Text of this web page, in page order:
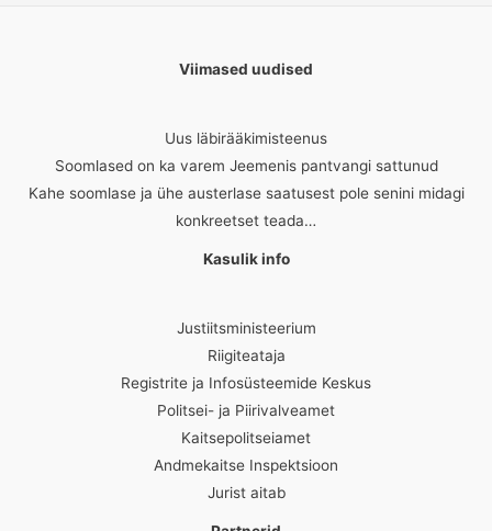
Viimased uudised
Uus läbirääkimisteenus
Soomlased on ka varem Jeemenis pantvangi sattunud
Kahe soomlase ja ühe austerlase saatusest pole senini midagi
konkreetset teada…
Kasulik info
Justiitsministeerium
Riigiteataja
Registrite ja Infosüsteemide Keskus
Politsei- ja Piirivalveamet
Kaitsepolitseiamet
Andmekaitse Inspektsioon
Jurist aitab